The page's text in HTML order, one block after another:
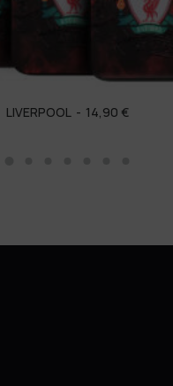
LIVERPOOL 14,90 €